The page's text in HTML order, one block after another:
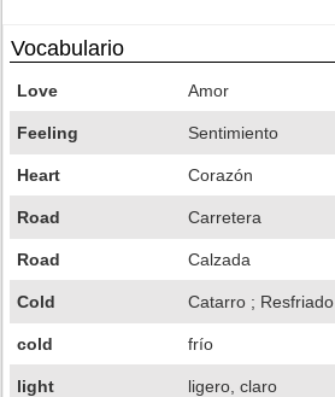
Vocabulario
Love Amor
Feeling Sentimiento
Heart Corazón
Road Carretera
Road Calzada
Cold Catarro ; Resfriado
cold frío
light ligero, claro